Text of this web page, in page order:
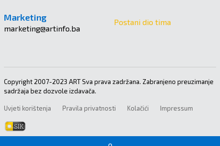
Marketing
marketing@artinfo.ba
Postani dio tima
Copyright 2007-2023 ART Sva prava zadržana. Zabranjeno preuzimanje
sadržaja bez dozvole izdavača.
Uvjeti korištenja Pravila privatnosti Kolačići Impressum